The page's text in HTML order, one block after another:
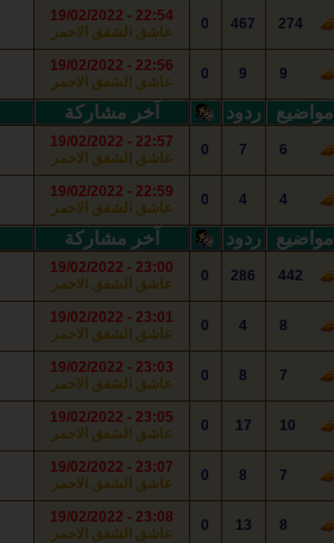
274
467
0
22:54 - 19/02/2022
عاشق ‏الشفق الاحمر
9
9
0
22:56 - 19/02/2022
عاشق ‏الشفق الاحمر
مواضيع ردود آخر مشاركة
6
7
0
22:57 - 19/02/2022
عاشق ‏الشفق الاحمر
4
4
0
22:59 - 19/02/2022
عاشق ‏الشفق الاحمر
مواضيع ردود آخر مشاركة
442
286
0
23:00 - 19/02/2022
عاشق ‏الشفق الاحمر
8
4
0
23:01 - 19/02/2022
عاشق ‏الشفق الاحمر
7
8
0
23:03 - 19/02/2022
عاشق ‏الشفق الاحمر
10
17
0
23:05 - 19/02/2022
عاشق ‏الشفق الاحمر
7
8
0
23:07 - 19/02/2022
عاشق ‏الشفق الاحمر
8
13
0
23:08 - 19/02/2022
عاشق ‏الشفق الاحمر